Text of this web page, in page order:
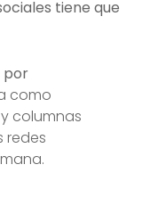
tiene que
por
como
columnas
redes